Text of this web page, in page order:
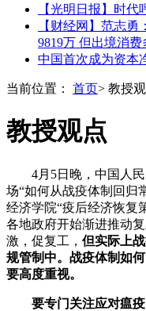
【光明日报】时
【财经网】范志
9819万 但出境消费
中国首次成为资本
当前位置： 首页> 教授
教授观点
4月5日晚，中国人
场“如何从战疫体制回归
经济学院“疫后经济恢复
各地政府开始渐进推动
激，促复工， 但实际上
规管制中。战疫体制如
要高度重视。
要专门关注应对瘟